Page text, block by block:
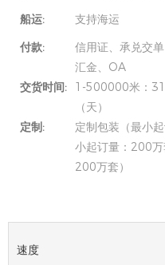
船运:
支持海运
付款:
信用证、承兑交
汇金、OA
交货时间:
1-500000米：
（天）
定制:
定制包装（最小
小起订量：200万
200万套）
速度